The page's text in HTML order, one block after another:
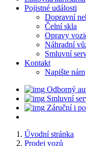
Pojistné události
Dopravní
Čelní skla
Opravy
Náhradní
Smluvní
Kontakt
Napište nám
Odborný
Smluvní
Záruční i
Úvodní stránka
Prodej vozů